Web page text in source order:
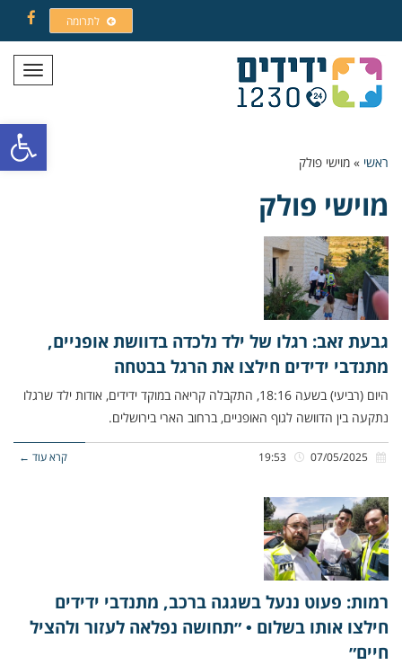
פתח
לתרומה
תפריט
ראשי » מוישי פולק
מוישי פולק
גבעת זאב: רגלו של ילד נלכדה בדוושת אופניים,
מתנדבי ידידים חילצו את הרגל בבטחה
היום (רביעי) בשעה 18:16, התקבלה קריאה במוקד ידידים, אודות ילד שרגלו
נתקעה בין הדוושה לגוף האופניים, ברחוב הארי בירושלים.
קרא עוד ←
רמות: פעוט ננעל בשגגה ברכב, מתנדבי ידידים
חילצו אותו בשלום • ״תחושה נפלאה לעזור ולהציל
חיים״